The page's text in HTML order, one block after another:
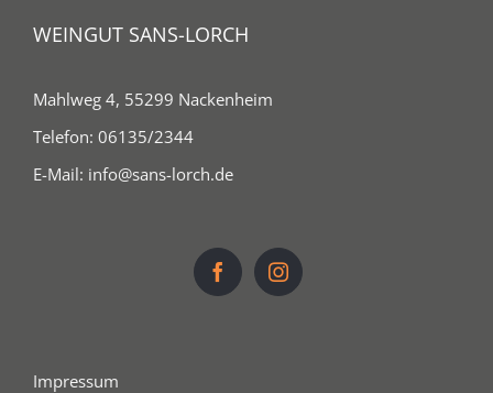
WEINGUT SANS-LORCH
Mahlweg 4, 55299 Nackenheim
Telefon: 06135/2344
E-Mail: info@sans-lorch.de
Impressum